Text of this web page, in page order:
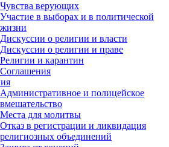
Чувства верующих
Участие в выборах и в политической
жизни
Дискуссии о религии и власти
Дискуссии о религии и праве
Религии и карантин
Соглашения
Административное и полицейское
вмешательство
Места для молитвы
Отказ в регистрации и ликвидация
религиозных объединений